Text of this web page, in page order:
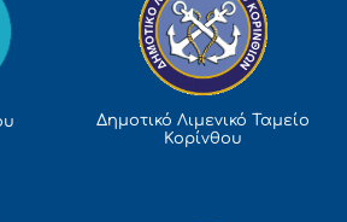
Δημοτικό Λιμενικό Ταμείο
Κορίνθου